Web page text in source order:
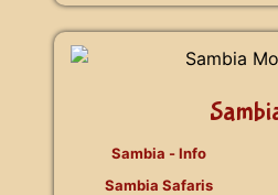
Sambia - Info
Sambia Safaris